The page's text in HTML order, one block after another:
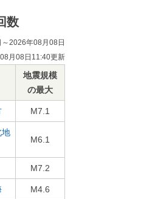
数
2026年08月08日
月08日11:40更新
地震規模
の最大
M7.1
地
M6.1
M7.2
M4.6